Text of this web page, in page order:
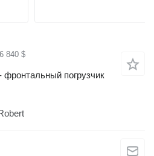
840 $
фронтальный погрузчик